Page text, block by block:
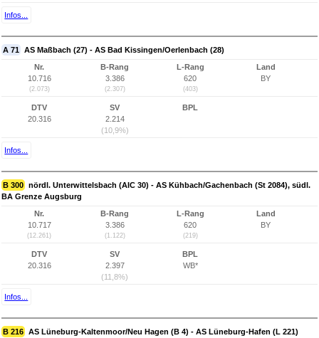
Infos...
A 71 AS Maßbach (27) - AS Bad Kissingen/Oerlenbach (28)
Nr.
10.716
(2.073)
B-Rang
3.386
(2.307)
L-Rang
620
(403)
Land
BY
DTV
20.316
SV
2.214
(10,9%)
BPL
Infos...
B 300 nördl. Unterwittelsbach (AIC 30) - AS Kühbach/Gachenbach (St 2084), südl.
BA Grenze Augsburg
Nr.
10.717
(12.261)
B-Rang
3.386
(1.122)
L-Rang
620
(219)
Land
BY
DTV
20.316
SV
2.397
(11,8%)
BPL
WB*
Infos...
B 216 AS Lüneburg-Kaltenmoor/Neu Hagen (B 4) - AS Lüneburg-Hafen (L 221)